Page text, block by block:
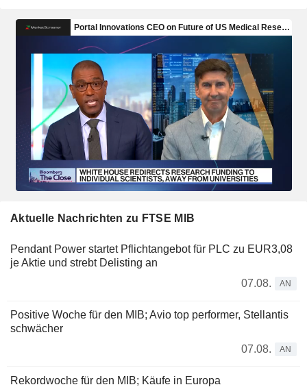
Aktuelle Nachrichten zu FTSE MIB
Pendant Power startet Pflichtangebot für PLC zu EUR3,08
je Aktie und strebt Delisting an
07.08.
AN
Positive Woche für den MIB; Avio top performer, Stellantis
schwächer
07.08.
AN
Rekordwoche für den MIB; Käufe in Europa